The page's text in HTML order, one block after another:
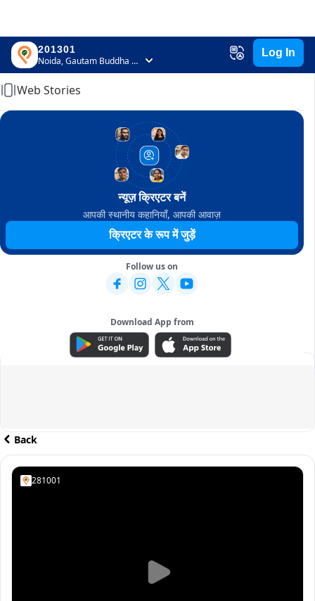
201301
Noida, Gautam Buddha Nagar, Uttar Pradesh
Log In
Home
Web Stories
न्यूज़ क्रिएटर बनें
आपकी स्थानीय कहानियाँ, आपकी आवाज़
क्रिएटर के रूप में जुड़ें
Follow us on
Download App from
ADVERTISEMENT
Back
281001